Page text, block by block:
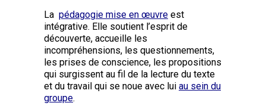
La pédagogie mise en œuvre est
intégrative. Elle soutient l’esprit de
découverte, accueille les
incompréhensions, les questionnements,
les prises de conscience, les propositions
qui surgissent au fil de la lecture du texte
et du travail qui se noue avec lui au sein du
groupe.